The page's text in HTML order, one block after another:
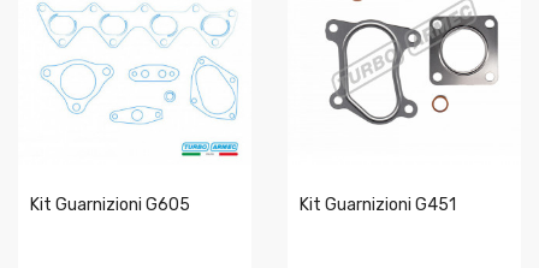
Kit Guarnizioni G605 Kit Guarnizioni G451